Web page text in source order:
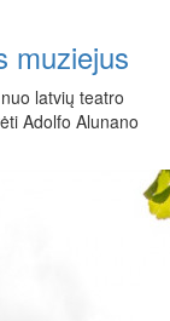
muziejus
latvių teatro
Adolfo Alunano